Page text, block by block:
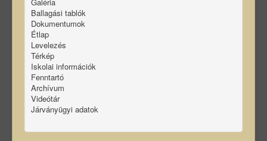
Ballagási tablók
Dokumentumok
Étlap
Levelezés
Térkép
Iskolai információk
Fenntartó
Archívum
Videótár
Járványügyi adatok